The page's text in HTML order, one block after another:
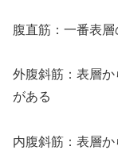
腹直筋：一番表
外腹斜筋：表層
がある
内腹斜筋：表層